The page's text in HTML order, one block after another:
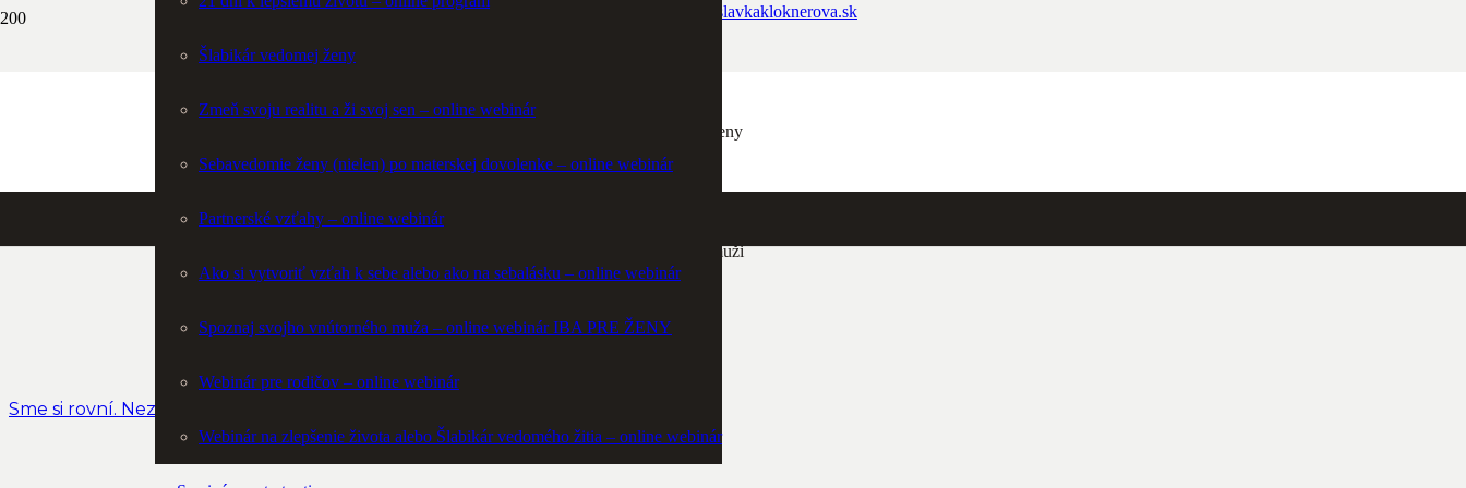
slavka@slavkakloknerova.sk
Zdravé ženy
Šťastní muži
Šlabikár vedomej ženy
Zmeň svoju realitu a ži svoj sen – online webinár
Sebavedomie ženy (nielen) po materskej dovolenke – online webinár
Partnerské vzťahy – online webinár
Ako si vytvoriť vzťah k sebe alebo ako na sebalásku – online webinár
Spoznaj svojho vnútorného muža – online webinár IBA PRE ŽENY
Webinár pre rodičov – online webinár
Webinár na zlepšenie života alebo Šlabikár vedomého žitia – online webinár
Sme si rovní. Nezabúdajme na to nielen v komunikácii, ale v akejkoľvek situácii.